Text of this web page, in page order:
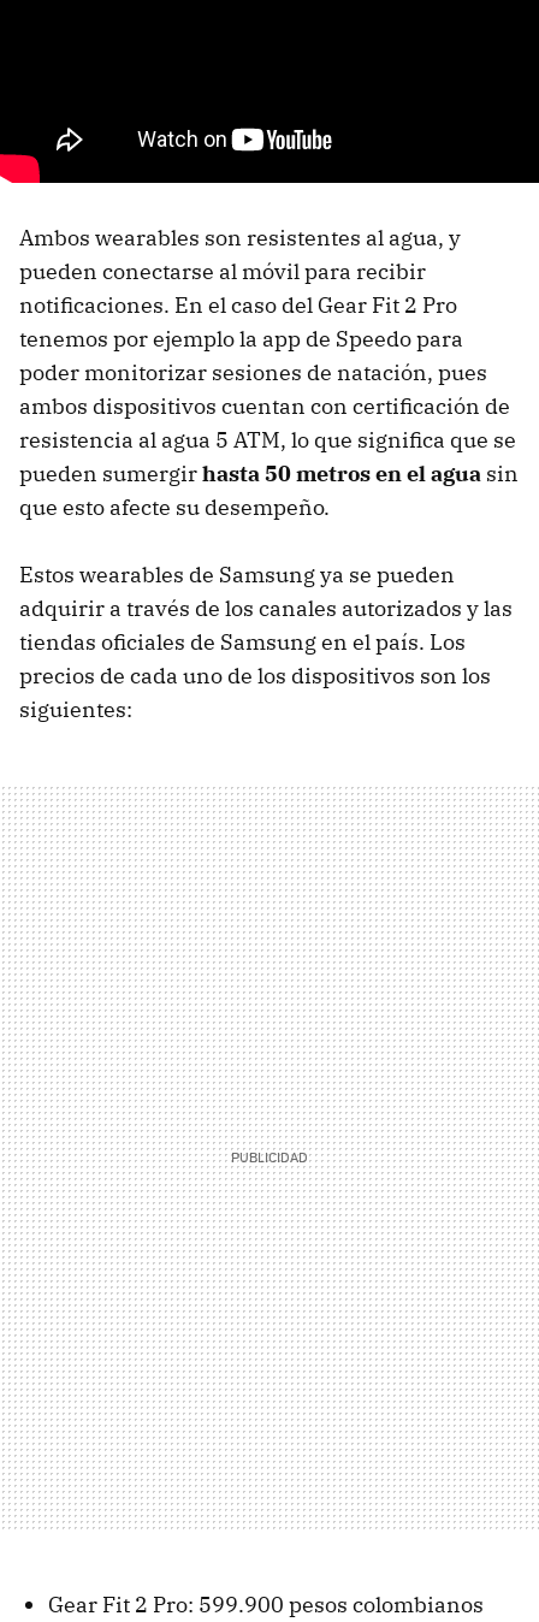
Ambos wearables son resistentes al agua, y
pueden conectarse al móvil para recibir
notificaciones. En el caso del Gear Fit 2 Pro
tenemos por ejemplo la app de Speedo para
poder monitorizar sesiones de natación, pues
ambos dispositivos cuentan con certificación de
resistencia al agua 5 ATM, lo que significa que se
pueden sumergirhasta 50 metros en el agua sin
que esto afecte su desempeño.
Estos wearables de Samsung ya se pueden
adquirir a través de los canales autorizados y las
tiendas oficiales de Samsung en el país. Los
precios de cada uno de los dispositivos son los
siguientes:
Gear Fit 2 Pro: 599.900 pesos colombianos